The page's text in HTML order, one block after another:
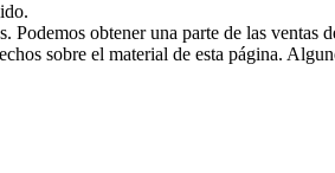
Podemos obtener una parte de las
sobre el material de esta página.